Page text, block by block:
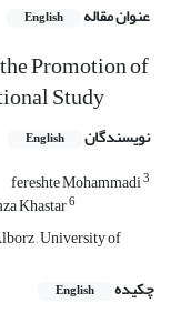
عنوان مقاله English
Promotion of
Study
نویسندگان English
fereshte Mohammadi3
Khastar6
, University of
چکیده
English